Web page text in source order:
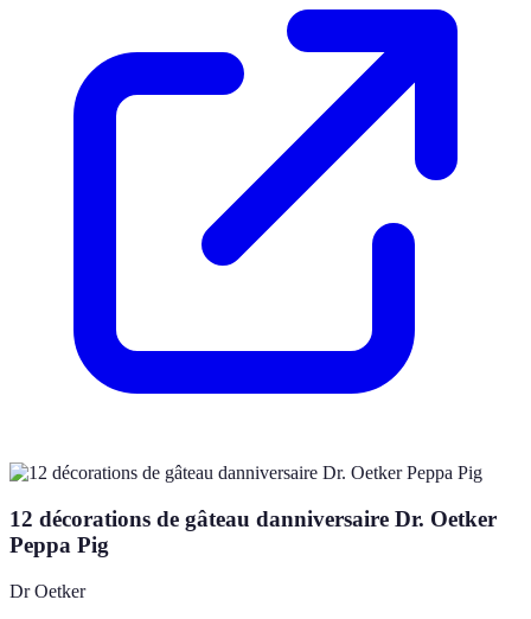
12 décorations de gâteau danniversaire Dr. Oetker
Peppa Pig
Dr Oetker